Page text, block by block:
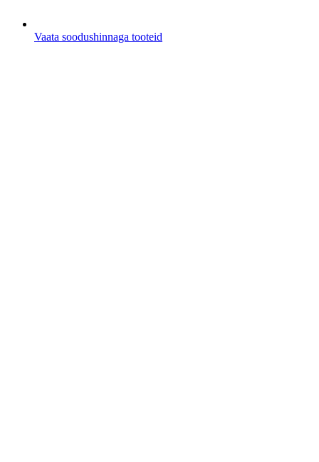
Vaata soodushinnaga tooteid